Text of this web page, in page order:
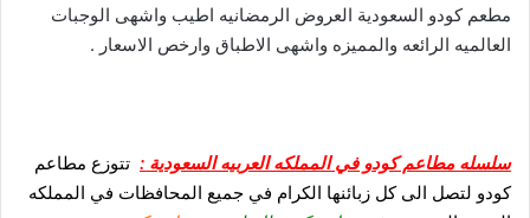
مطعم كودو السعودية العروض الرمضانيه اطيب واشهى الوجبات
العالميه الرائعه والمميزه واشهى الاطباق وارخص الاسعار .
سلسله مطاعم كودو في المملكه العربيه السعودية : تتوزع مطاعم
كودو لتصل الى كل زبائنها الكرام في جميع المحافظات في المملكه